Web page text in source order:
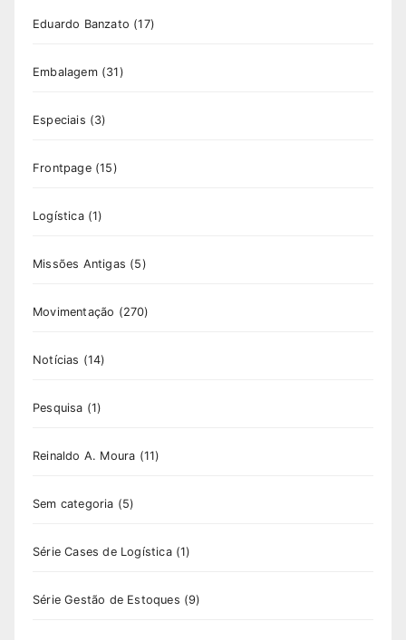
Eduardo Banzato (17)
Embalagem(31)
Especiais (3)
Frontpage(15)
Logística(1)
Missões Antigas (5)
Movimentação (270)
Notícias (14)
Pesquisa (1)
Reinaldo A. Moura (11)
Sem categoria (5)
Série Cases de Logística(1)
Série Gestão de Estoques (9)